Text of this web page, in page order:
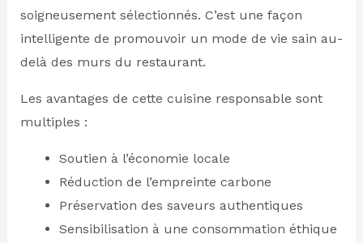
soigneusement sélectionnés. C’est une façon
intelligente de promouvoir un mode de vie sain au-
delà des murs du restaurant.
Les avantages de cette cuisine responsable sont
multiples :
Soutien à l’économie locale
Réduction de l’empreinte carbone
Préservation des saveurs authentiques
Sensibilisation à une consommation éthique